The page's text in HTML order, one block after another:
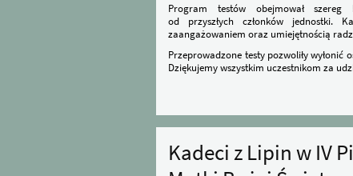
Program testów obejmował szereg
od przyszłych członków jednostki.
zaangażowaniem oraz umiejętnością
Przeprowadzone testy pozwoliły wyłonić
Dziękujemy wszystkim uczestnikom za
Kadeci z Lipin w IV